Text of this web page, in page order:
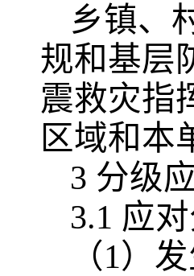
乡镇、
规和基层
震救灾指
区域和本
3 分级
3.1 应
（1）